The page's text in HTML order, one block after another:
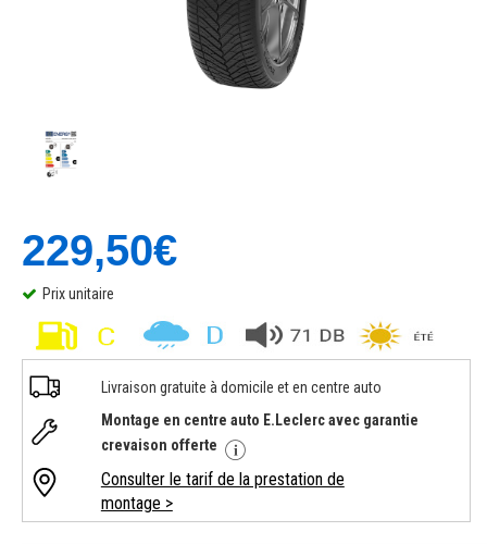
229,50€
Prix unitaire
Livraison gratuite à domicile et en centre auto
Montage en centre auto E.Leclerc avec garantie
crevaison offerte
Consulter le tarif de la prestation de
montage >